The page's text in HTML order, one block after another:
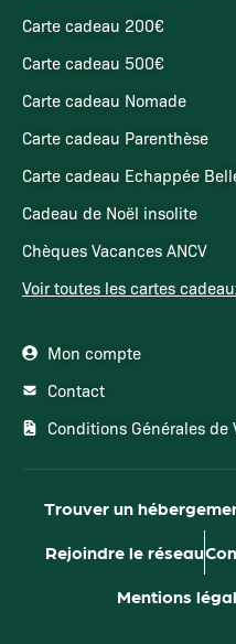
Carte cadeau 200€
Carte cadeau 500€
Carte cadeau Nomade
Carte cadeau Parenthèse
Carte cadeau Echappée
Cadeau de Noël insolite
Chèques Vacances ANCV
Voir toutes les cartes
Mon compte
Contact
Conditions Générales de
Trouver un
Rejoindre le réseau
Mentions